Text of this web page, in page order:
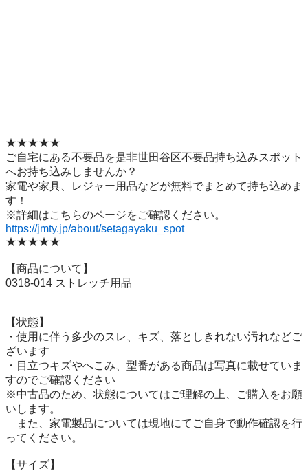
★★★★★
ご自宅にある不要品を是非世田谷区不要品持ち込みスポット
へお持ち込みしませんか？
家電や家具、レジャー用品などが無料でまとめて持ち込めま
す！
https://jmty.jp/about/setagayaku_spot
★★★★★
【商品について】
0318-014 ストレッチ用品
【状態】
・使用に伴う多少のスレ、キズ、落としきれない汚れなどご
ざいます
・目立つキズやへこみ、型番がある商品は写真に載せていま
すのでご確認ください
※中古品のため、状態についてはご理解の上、ご購入をお願
いします。
また、家電製品については現地にてご自身で動作確認を行
ってください。
【サイズ】